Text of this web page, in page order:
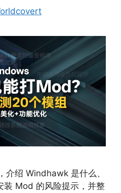
介绍 Windhawk 是什么、
装 Mod 的风险提示，并整